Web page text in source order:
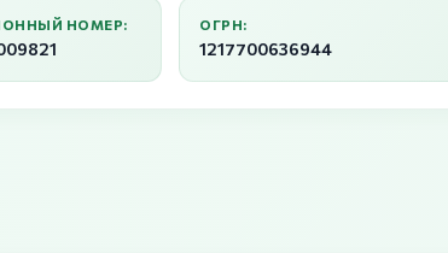
НОМЕР: ОГРН:
1217700636944